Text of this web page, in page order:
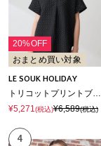
20%OFF
おまとめ買い対象
LE SOUK HOLIDAY
トリコットプリントブラウス【接触冷感・UVカット】
¥5,271(税込)¥6,589(税込)
4